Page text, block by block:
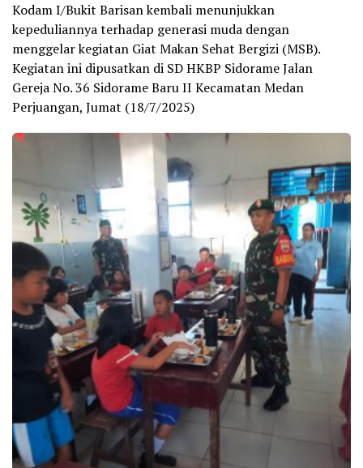
Kodam I/Bukit Barisan kembali menunjukkan
kepeduliannya terhadap generasi muda dengan
menggelar kegiatan Giat Makan Sehat Bergizi (MSB).
Kegiatan ini dipusatkan di SD HKBP Sidorame Jalan
Gereja No. 36 Sidorame Baru II Kecamatan Medan
Perjuangan, Jumat (18/7/2025)